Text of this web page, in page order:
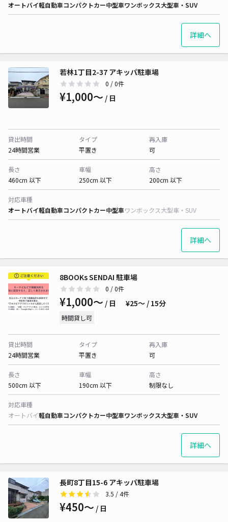
オートバイ軽自動車コンパクトカー中型車ワンボックス大型車・SUV
詳細へ
若林1丁目2-37 アキッパ駐車場
0 / 0件
¥1,000〜 / 日
貸出時間
24時間営業
タイプ
平置き
再入庫
可
長さ
460cm 以下
車幅
250cm 以下
高さ
200cm 以下
対応車種
オートバイ軽自動車コンパクトカー中型車ワンボックス大型車・SUV
詳細へ
8BOOKs SENDAI 駐車場
0 / 0件
¥1,000〜 / 日 ¥25〜 / 15分
時間貸し可
貸出時間
24時間営業
タイプ
平置き
再入庫
可
長さ
500cm 以下
車幅
190cm 以下
高さ
制限なし
対応車種
オートバイ軽自動車コンパクトカー中型車ワンボックス大型車・SUV
詳細へ
長町8丁目15-6 アキッパ駐車場
3.5 / 4件
¥450〜 / 日